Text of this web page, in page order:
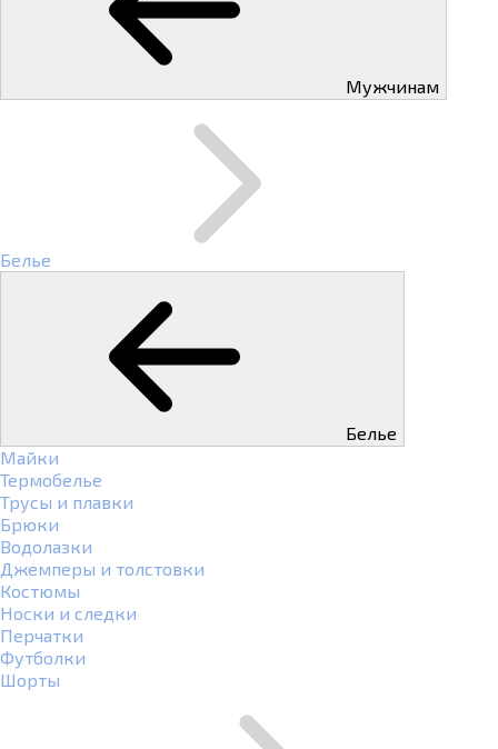
Мужчинам
Белье
Белье
Майки
Термобелье
Трусы и плавки
Брюки
Водолазки
Джемперы и толстовки
Костюмы
Носки и следки
Перчатки
Футболки
Шорты